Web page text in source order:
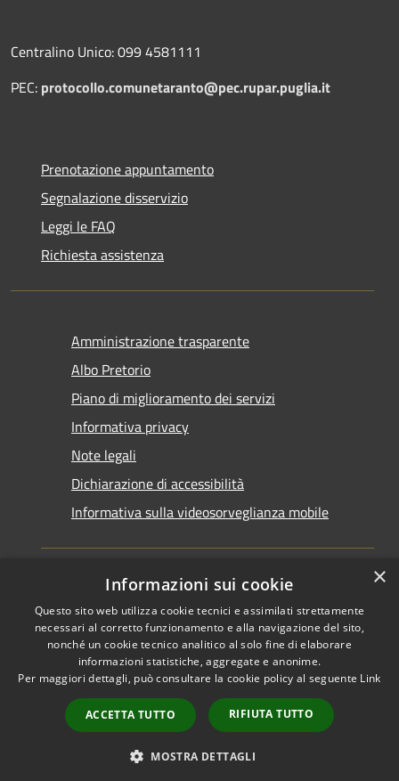
Centralino Unico: 099 4581111
PEC: protocollo.comunetaranto@pec.rupar.puglia.it
Prenotazione appuntamento
Segnalazione disservizio
Leggi le FAQ
Richiesta assistenza
Amministrazione trasparente
Albo Pretorio
Piano di miglioramento dei servizi
Informativa privacy
Note legali
Dichiarazione di accessibilità
Informativa sulla videosorveglianza mobile
RSS
Accessibilità
Cookie
Mappa del sito
Area riservata del
Copyright © 2026 • Comune di
Taranto • Powered by
Municipium•Accesso
redazione
×
Informazioni sui cookie
Questo sito web utilizza cookie tecnici e assimilati strettamente
necessari al corretto funzionamento e alla navigazione del sito,
nonché un cookie tecnico analitico al solo fine di elaborare
informazioni statistiche, aggregate e anonime.
Per maggiori dettagli, può consultare la cookie policy al seguente Link
ACCETTA TUTTO RIFIUTA TUTTO
MOSTRA DETTAGLI